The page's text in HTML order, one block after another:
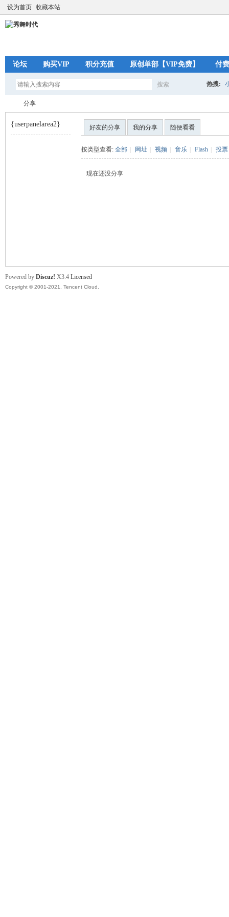
设为首页 收藏本站
论坛 购买VIP 积分充值 原创单部【VIP免费】 付
搜索 热搜:
分享
{userpanelarea2} 好友的分享 我的分享 随便看看
按类型查看: 全部 网址 视频 音乐 Flash 投票
现在还没分享
Powered by Discuz! X3.4 Licensed
Copyright © 2001-2021, Tencent Cloud.